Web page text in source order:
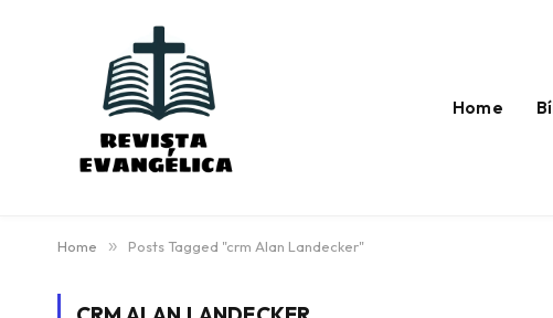
Home
Home » Posts Tagged "crm Alan Landecker"